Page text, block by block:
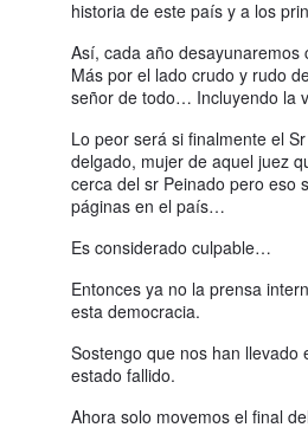
historia de este país y a los
Así, cada año desayunaremos
Más por el lado crudo y rudo
señor de todo… Incluyendo la
Lo peor será si finalmente el
delgado, mujer de aquel juez
cerca del sr Peinado pero eso
páginas en el país…
Es considerado culpable…
Entonces ya no la prensa
esta democracia.
Sostengo que nos han llevado
estado fallido.
Ahora solo movemos el final